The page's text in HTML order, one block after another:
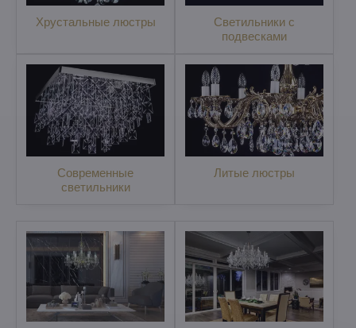
Хрустальные люстры
Светильники с
подвесками
Cовременные
светильники
Литые люстры